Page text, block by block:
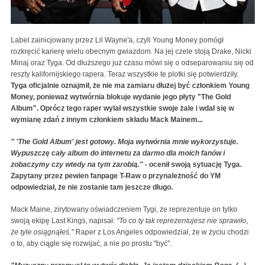
Label zainicjowany przez Lil Wayne'a, czyli Young Money pomógł
rozkręcić karierę wielu obecnym gwiazdom. Na jej czele stoją Drake, Nicki
Minaj oraz Tyga. Od dłuższego już czasu mówi się o odseparowaniu się od
reszty kalifornijskiego rapera. Teraz wszystkie te plotki się potwierdziły.
Tyga oficjalnie oznajmił, że nie ma zamiaru dłużej być członkiem Young
Money, ponieważ wytwórnia blokuje wydanie jego płyty "The Gold
Album". Oprócz tego raper wylał wszystkie swoje żale i wdał się w
wymianę zdań z innym członkiem składu Mack Mainem...
" 'The Gold Album' jest gotowy. Moja wytwórnia mnie wykorzystuje.
Wypuszczę cały album do internetu za darmo dla moich fanów i
zobaczymy czy wtedy na tym zarobią." - ocenił swoją sytuację Tyga.
Zapytany przez pewien fanpage T-Raw o przynależność do YM
odpowiedział, że nie zostanie tam jeszcze długo.
Mack Maine, zirytowany oświadczeniem Tygi, że reprezentuje on tylko
swoją ekipę Last Kings, napisał: "To co ty tak reprezentujesz nie sprawiło,
że tyle osiągnąłeś." Raper z Los Angeles odpowiedział, że w życiu chodzi
o to, aby ciągle się rozwijać, a nie po prostu "być".